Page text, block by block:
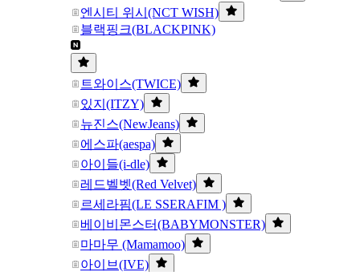
엔시티 위시(NCT WISH)
블랙핑크(BLACKPINK)
트와이스(TWICE)
있지(ITZY)
뉴진스(NewJeans)
에스파(aespa)
아이들(i-dle)
레드벨벳(Red Velvet)
르세라핌(LE SSERAFIM )
베이비몬스터(BABYMONSTER)
마마무 (Mamamoo)
아이브(IVE)